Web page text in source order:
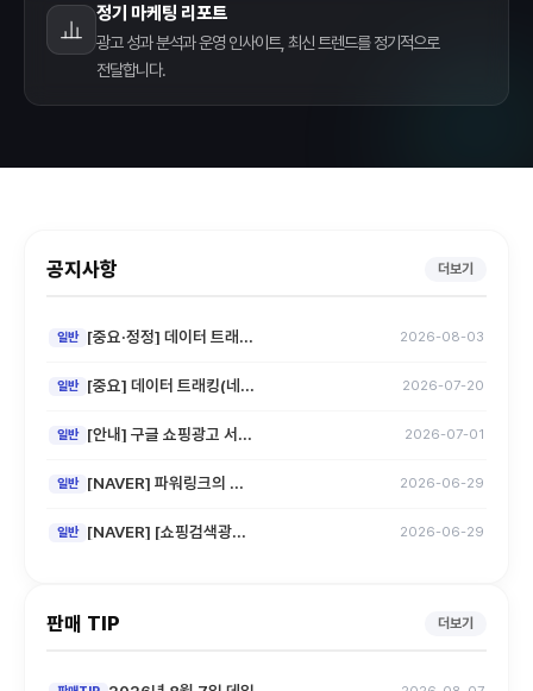
정기 마케팅 리포트
광고 성과 분석과 운영 인사이트, 최신 트렌드를 정기적으로
전달합니다.
공지사항 더보기
일반 [중요·정정] 데이터 트래... 2026-08-03
일반 [중요] 데이터 트래킹(네... 2026-07-20
일반 [안내] 구글 쇼핑광고 서... 2026-07-01
일반 [NAVER] 파워링크의 ... 2026-06-29
일반 [NAVER] [쇼핑검색광... 2026-06-29
판매 TIP 더보기